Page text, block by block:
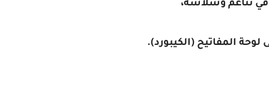
تناغم وسلاسة،
المفاتيح (الكيبورد).